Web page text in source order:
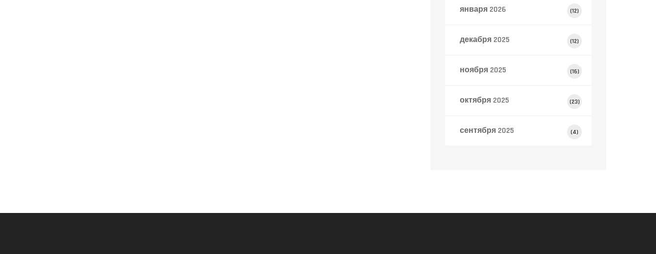
января 2026 (12)
декабря 2025 (12)
ноября 2025 (16)
октября 2025 (23)
сентября 2025 (4)